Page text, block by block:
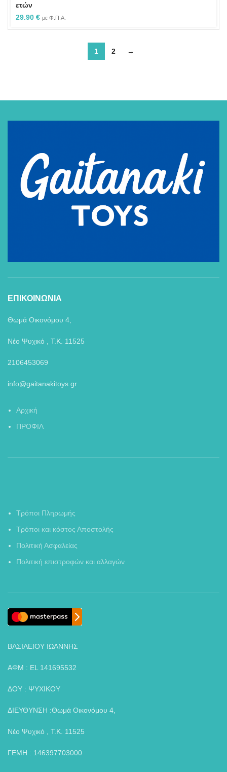
ετών
29.90 € με Φ.Π.Α.
1 2 →
ΕΠΙΚΟΙΝΩΝΙΑ
Θωμά Οικονόμου 4,
Νέο Ψυχικό , Τ.Κ. 11525
2106453069
info@gaitanakitoys.gr
Αρχική
ΠΡΟΦΙΛ
Τρόποι Πληρωμής
Τρόποι και κόστος Αποστολής
Πολιτική Ασφαλείας
Πολιτική επιστροφών και αλλαγών
ΒΑΣΙΛΕΙΟΥ ΙΩΑΝΝΗΣ
ΑΦΜ : EL 141695532
ΔΟΥ : ΨΥΧΙΚΟΥ
ΔΙΕΥΘΥΝΣΗ :Θωμά Οικονόμου 4,
Νέο Ψυχικό , Τ.Κ. 11525
ΓΕΜΗ : 146397703000